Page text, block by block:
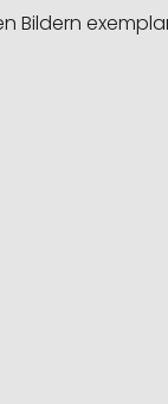
Bildern